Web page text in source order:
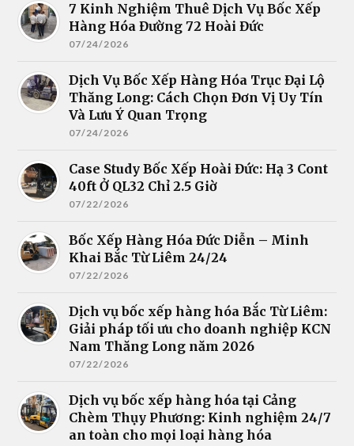
7 Kinh Nghiệm Thuê Dịch Vụ Bốc Xếp
Hàng Hóa Đường 72 Hoài Đức
07/24/2026
Dịch Vụ Bốc Xếp Hàng Hóa Trục Đại Lộ
Thăng Long: Cách Chọn Đơn Vị Uy Tín
Và Lưu Ý Quan Trọng
07/24/2026
Case Study Bốc Xếp Hoài Đức: Hạ 3 Cont
40ft Ở QL32 Chỉ 2.5 Giờ
07/22/2026
Bốc Xếp Hàng Hóa Đức Diễn – Minh
Khai Bắc Từ Liêm 24/24
07/22/2026
Dịch vụ bốc xếp hàng hóa Bắc Từ Liêm:
Giải pháp tối ưu cho doanh nghiệp KCN
Nam Thăng Long năm 2026
07/22/2026
Dịch vụ bốc xếp hàng hóa tại Cảng
Chèm Thụy Phương: Kinh nghiệm 24/7
an toàn cho mọi loại hàng hóa